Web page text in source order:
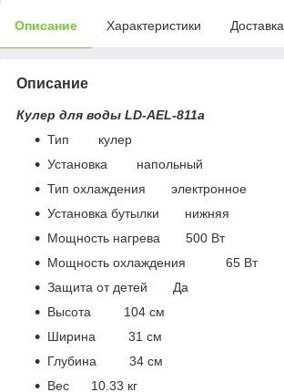
Описание Характеристики Доставка
Описание
Кулер для воды LD-AEL-811a
Тип кулер
Установка напольный
Тип охлаждения электронное
Установка бутылки нижняя
Мощность нагрева 500 Вт
Мощность охлаждения 65 Вт
Защита от детей Да
Высота 104 см
Ширина 31 см
Глубина 34 см
Вес 10.33 кг